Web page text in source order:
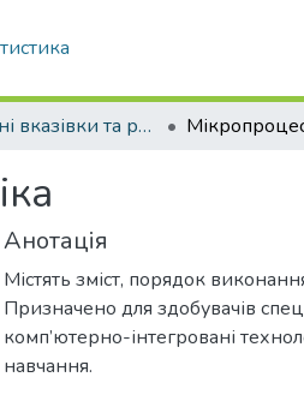
Методичні вказівки та рекомендації
Анотація
Містять зміст, порядок
Призначено для здобувачів
комп’ютерно-інтегровані
навчання.